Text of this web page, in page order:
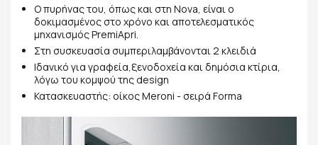
Ο πυρήνας του, όπως και στη Nova, είναι ο
δοκιμασμένος στο χρόνο και αποτελεσματικός
μηχανισμός PremiApri.
Στη συσκευασία συμπεριλαμβάνονται 2 κλειδιά
Ιδανικό για γραφεία,ξενοδοχεία και δημόσια κτίρια,
λόγω του κομψού της design
Κατασκευαστής: οίκος Meroni - σειρά Forma